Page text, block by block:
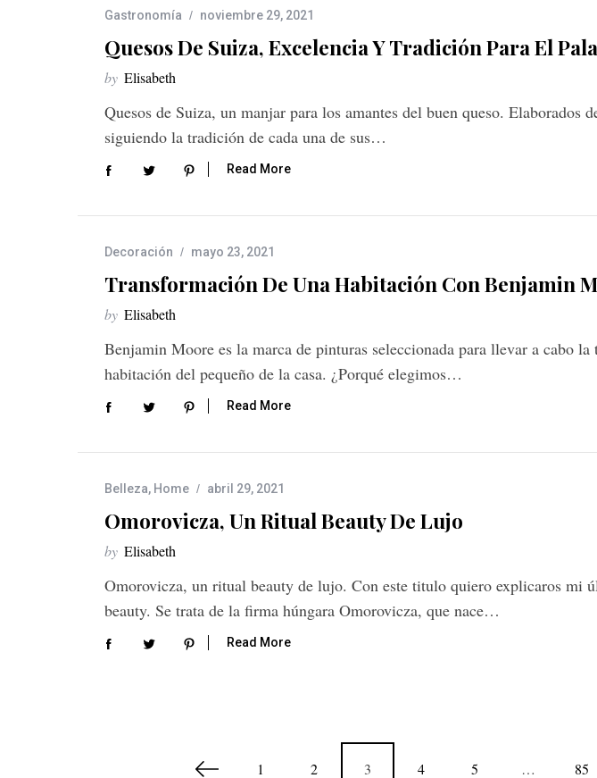
Gastronomía noviembre 29, 2021
Quesos De Suiza, Excelencia Y Tradición Para El
by Elisabeth
Quesos de Suiza, un manjar para los amantes del buen queso. Elaborados
siguiendo la tradición de cada una de sus…
Read More
Decoración mayo 23, 2021
Transformación De Una Habitación Con Benjamin
by Elisabeth
Benjamin Moore es la marca de pinturas seleccionada para llevar a cabo
habitación del pequeño de la casa. ¿Porqué elegimos…
Read More
Belleza, Home abril 29, 2021
Omorovicza, Un Ritual Beauty De Lujo
by Elisabeth
Omorovicza, un ritual beauty de lujo. Con este titulo quiero explicaros mi
beauty. Se trata de la firma húngara Omorovicza, que nace…
Read More
1 2 3 4 5 … 85
r
h
r
: